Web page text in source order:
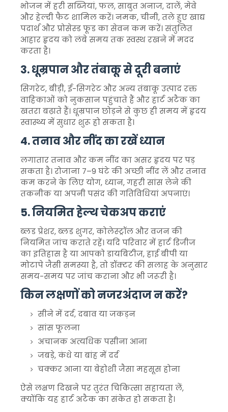
भोजन में हरी सब्जियां, फल, साबुत अनाज, दालें, मेवे
और हेल्दी फैट शामिल करें। नमक, चीनी, तले हुए खाद्य
पदार्थ और प्रोसेस्ड फूड का सेवन कम करें। संतुलित
आहार हृदय को लंबे समय तक स्वस्थ रखने में मदद
करता है।
3. धूम्रपान और तंबाकू से दूरी बनाएं
सिगरेट, बीड़ी, ई-सिगरेट और अन्य तंबाकू उत्पाद रक्त
वाहिकाओं को नुकसान पहुंचाते हैं और हार्ट अटैक का
खतरा बढ़ाते हैं। धूम्रपान छोड़ने से कुछ ही समय में हृदय
स्वास्थ्य में सुधार शुरू हो सकता है।
4. तनाव और नींद का रखें ध्यान
लगातार तनाव और कम नींद का असर हृदय पर पड़
सकता है। रोजाना 7–9 घंटे की अच्छी नींद लें और तनाव
कम करने के लिए योग, ध्यान, गहरी सांस लेने की
तकनीक या अपनी पसंद की गतिविधियां अपनाएं।
5. नियमित हेल्थ चेकअप कराएं
ब्लड प्रेशर, ब्लड शुगर, कोलेस्ट्रॉल और वजन की
नियमित जांच कराते रहें। यदि परिवार में हार्ट डिजीज
का इतिहास है या आपको डायबिटीज, हाई बीपी या
मोटापे जैसी समस्या है, तो डॉक्टर की सलाह के अनुसार
समय-समय पर जांच कराना और भी जरूरी है।
किन लक्षणों को नजरअंदाज न करें?
सीने में दर्द, दबाव या जकड़न
सांस फूलना
अचानक अत्यधिक पसीना आना
जबड़े, कंधे या बांह में दर्द
चक्कर आना या बेहोशी जैसा महसूस होना
ऐसे लक्षण दिखने पर तुरंत चिकित्सा सहायता लें,
क्योंकि यह हार्ट अटैक का संकेत हो सकता है।